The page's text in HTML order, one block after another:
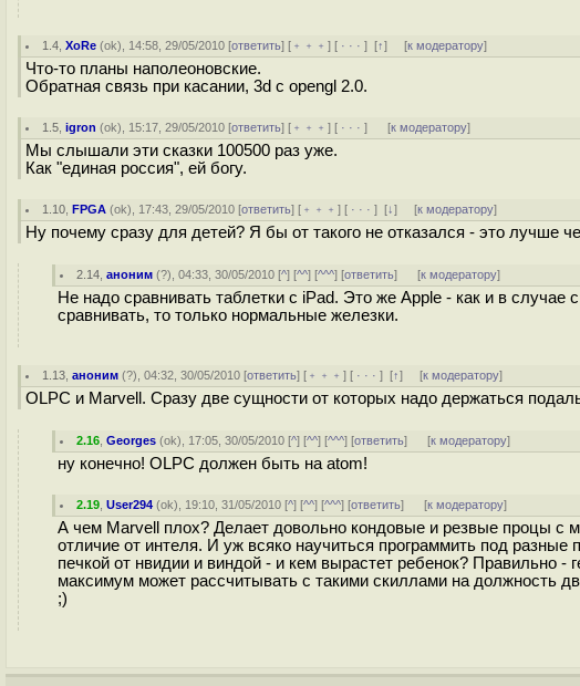
1.4 ,XoRe (ok), 14:58, 29/05/2010 [ответить] [ ﹢﹢﹢] [ · · ·][↑] [к модератору]
Что-то планы наполеоновские.
Обратная связь при касании, 3d с opengl 2.0.
1.5 ,igron (ok), 15:17, 29/05/2010 [ответить] [ ﹢﹢﹢] [ · · ·] [к модератору]
Мы слышали эти сказки 100500 раз уже.
Как "единая россия", ей богу.
1.10 ,FPGA (ok), 17:43, 29/05/2010 [ответить] [ ﹢﹢﹢] [ · · ·][↓] [к модератору]
Ну почему сразу для детей? Я бы от такого не отказался - это лучше
2.14 ,аноним (?), 04:33, 30/05/2010 [^] [^^] [^^^] [ответить] [к модератору]
Не надо сравнивать таблетки с iPad. Это же Apple - как и в
сравнивать, то только нормальные железки.
1.13 ,аноним (?), 04:32, 30/05/2010 [ответить] [ ﹢﹢﹢] [ · · ·][↑] [к модератору]
OLPC и Marvell. Сразу две сущности от которых надо держаться
2.16 ,Georges (ok), 17:05, 30/05/2010 [^] [^^] [^^^] [ответить] [к модератору]
ну конечно! OLPC должен быть на atom!
2.19 ,User294 (ok), 19:10, 31/05/2010 [^] [^^] [^^^] [ответить] [к модератору]
А чем Marvell плох? Делает довольно кондовые и резвые процы с
отличие от интеля. И уж всяко научиться программить под
печкой от нвидии и виндой - и кем вырастет ребенок? Правильно
максимум может рассчитывать с такими скиллами на должность
;)